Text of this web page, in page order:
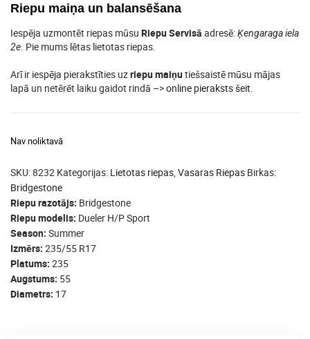
Riepu maiņa un balansēšana
Iespēja uzmontēt riepas mūsu Riepu Servisā adresē:Ķengaraga iela
2e. Pie mums lētas lietotas riepas.
Arī ir iespēja pierakstīties uzriepu maiņutiešsaistē mūsu mājas
lapā un netērēt laiku gaidot rindā –>online pieraksts šeit.
Nav noliktavā
SKU:8232 Kategorijas: Lietotas riepas, Vasaras Riepas Birkas:
Bridgestone
Riepu razotājs Bridgestone
Riepu modelis Dueler H/P Sport
Season Summer
Izmērs 235/55 R17
Platums 235
Augstums 55
Diametrs 17